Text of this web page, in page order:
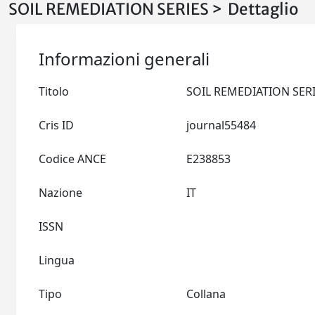
SOIL REMEDIATION SERIES > Dettaglio
Informazioni generali
Titolo
Cris ID
Codice ANCE
Nazione
ISSN
Lingua
Tipo Collana